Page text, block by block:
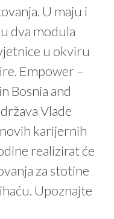
U maju i
dva modula
u okviru
Empower –
Bosnia and
Vlade
karijernih
realizirat će
za stotine
Upoznajte